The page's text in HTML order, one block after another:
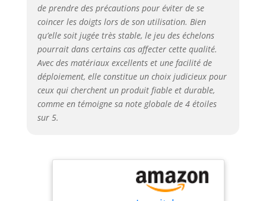
complètement
dépliée. Matériau
de haute qualité et
taille de stockage
compacte : les
échelles
télescopiques sont
fabriquées en
alliage
solides et sûres,
antirouille et
durables, peuvent
fournir un bon
de prendre des précautions pour éviter de se
coincer les doigts lors de son utilisation. Bien
qu’elle soit jugée très stable, le jeu des échelons
pourrait dans certains cas affecter cette qualité.
Avec des matériaux excellents et une facilité de
déploiement, elle constitue un choix judicieux pour
ceux qui cherchent un produit fiable et durable,
comme en témoigne sa note globale de 4 étoiles
sur 5.